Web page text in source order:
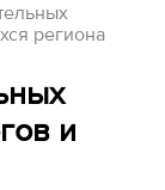
региона
и